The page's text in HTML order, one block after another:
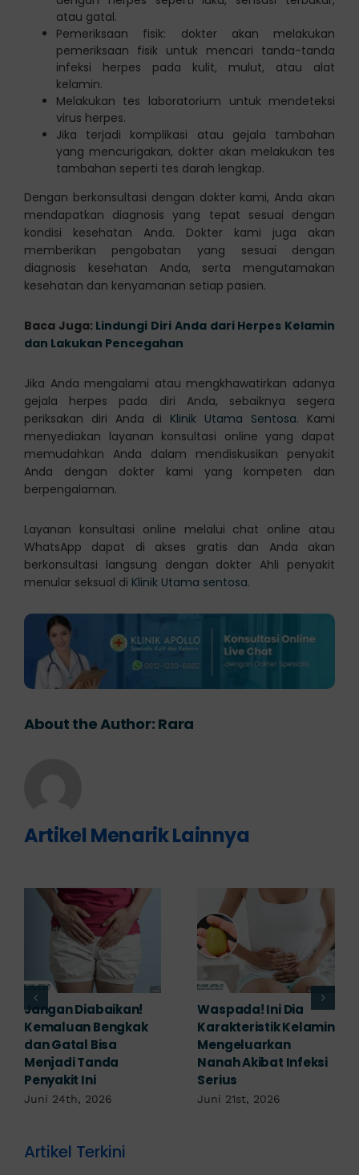
atau gatal.
Pemeriksaan fisik: dokter akan melakukan
pemeriksaan fisik untuk mencari tanda-tanda
infeksi herpes pada kulit, mulut, atau alat
kelamin.
Melakukan tes laboratorium untuk mendeteksi
virus herpes.
Jika terjadi komplikasi atau gejala tambahan
yang mencurigakan, dokter akan melakukan tes
tambahan seperti tes darah lengkap.
Dengan berkonsultasi dengan dokter kami, Anda akan
mendapatkan diagnosis yang tepat sesuai dengan
kondisi kesehatan Anda. Dokter kami juga akan
memberikan pengobatan yang sesuai dengan
diagnosis kesehatan Anda, serta mengutamakan
kesehatan dan kenyamanan setiap pasien.
Baca Juga: Lindungi Diri Anda dari Herpes Kelamin
dan Lakukan Pencegahan
Jika Anda mengalami atau mengkhawatirkan adanya
gejala herpes pada diri Anda, sebaiknya segera
periksakan diri Anda di Klinik Utama Sentosa. Kami
menyediakan layanan konsultasi online yang dapat
memudahkan Anda dalam mendiskusikan penyakit
Anda dengan dokter kami yang kompeten dan
berpengalaman.
Layanan konsultasi online melalui chat online atau
WhatsApp dapat di akses gratis dan Anda akan
berkonsultasi langsung dengan dokter Ahli penyakit
menular seksual di Klinik Utama sentosa.
About the Author: Rara
Artikel Menarik Lainnya
Banyak yang
Mengabaikan,
Padahal Habis
Berhubungan
Kemaluan Gatal Bisa
Jadi Tanda IMS!
Tampak Ringan,
Waspada Ini Gejala
Kutil Kelamin yang
Berbahaya!
Juni 14th, 2026